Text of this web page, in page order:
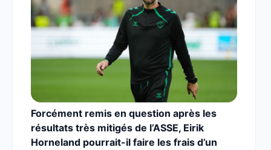
Forcément remis en question après les
résultats très mitigés de l’ASSE, Eirik
Horneland pourrait-il faire les frais d’un